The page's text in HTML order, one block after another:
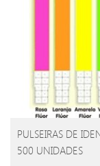
PULSEIRAS DE
500 UNIDADES